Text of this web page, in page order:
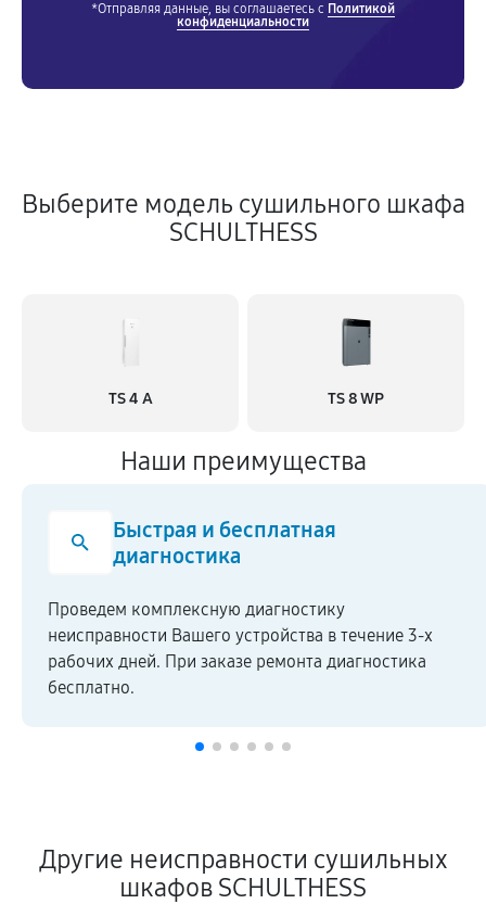
*Отправляя данные, вы соглашаетесь с Политикой
конфиденциальности
Выберите модель сушильного шкафа
SCHULTHESS
TS 4 A TS 8 WP
Наши преимущества
Быстрая и бесплатная
диагностика
Проведем комплексную диагностику
неисправности Вашего устройства в течение 3-х
рабочих дней. При заказе ремонта диагностика
бесплатно.
Другие неисправности сушильных
шкафов SCHULTHESS